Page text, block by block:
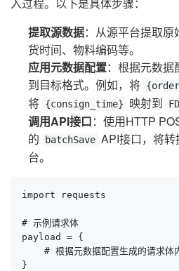
提取源数据：从源平台提取
货时间、物料编码等。
应用元数据配置：根据元数
到目标格式。例如，将
将 {consign_time} 映射到
调用API接口：使用HTTP
的
batchSave API接口，将
台。
import requests
# 示例请求体
payload = {
# 根据元数据配置生成的请求体
}